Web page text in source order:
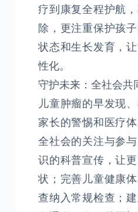
疗到康复全程护航
除，更注重保护孩
状态和生长发育，
性化。
守护未来：全社会共
儿童肿瘤的早发现
家长的警惕和医疗
全社会的关注与参
识的科普宣传，让
状；完善儿童健康
查纳入常规检查；